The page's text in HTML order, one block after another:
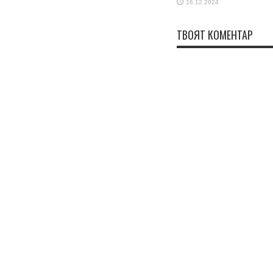
16.12.2024
ТВОЯТ КОМЕНТАР